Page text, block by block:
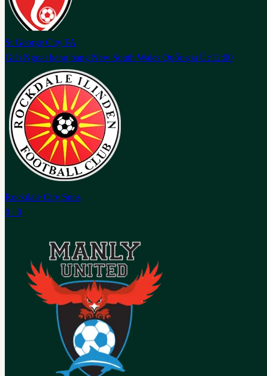
St George City FA
Giải Ngoại hạng bang New South Wales Quốc gia Úc12:00
Rockdale City Suns
0 : 0